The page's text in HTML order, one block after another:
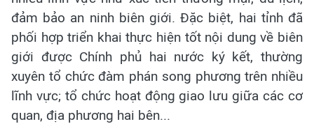
đảm bảo an ninh biên giới. Đặc biệt, hai tỉnh đã
phối hợp triển khai thực hiện tốt nội dung về biên
giới được Chính phủ hai nước ký kết, thường
xuyên tổ chức đàm phán song phương trên nhiều
lĩnh vực; tổ chức hoạt động giao lưu giữa các cơ
quan, địa phương hai bên...